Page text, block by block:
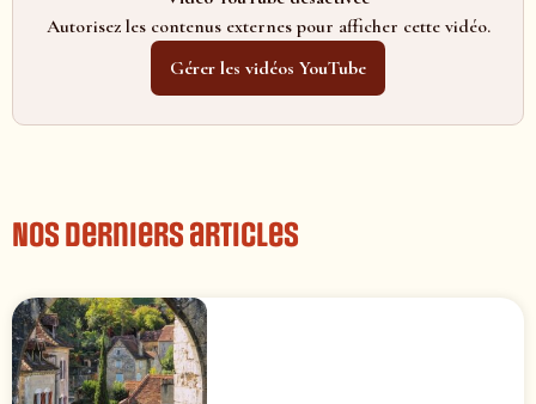
Autorisez les contenus externes pour afficher cette vidéo.
Gérer les vidéos YouTube
Nos derniers articles